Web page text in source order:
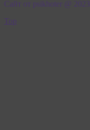
Сайт от psikhoter @ 2023
Top